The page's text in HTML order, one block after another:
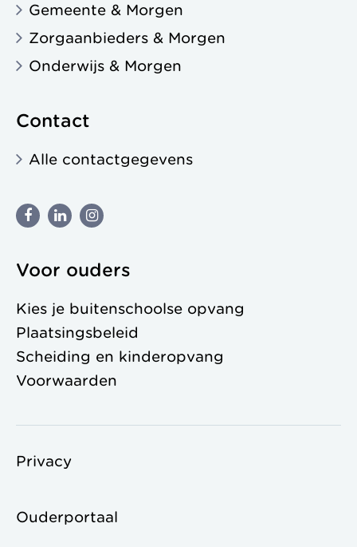
Gemeente & Morgen
Zorgaanbieders & Morgen
Onderwijs & Morgen
Contact
Alle contactgegevens
Voor ouders
Kies je buitenschoolse opvang
Plaatsingsbeleid
Scheiding en kinderopvang
Voorwaarden
Privacy
Ouderportaal